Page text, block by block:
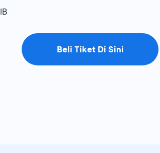
Beli Tiket Di Sini